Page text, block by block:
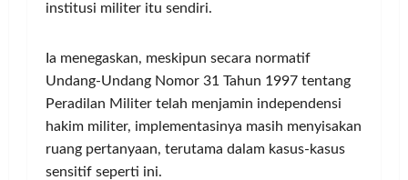
institusi militer itu sendiri.
Ia menegaskan, meskipun secara normatif
Undang-Undang Nomor 31 Tahun 1997 tentang
Peradilan Militer telah menjamin independensi
hakim militer, implementasinya masih menyisakan
ruang pertanyaan, terutama dalam kasus-kasus
sensitif seperti ini.